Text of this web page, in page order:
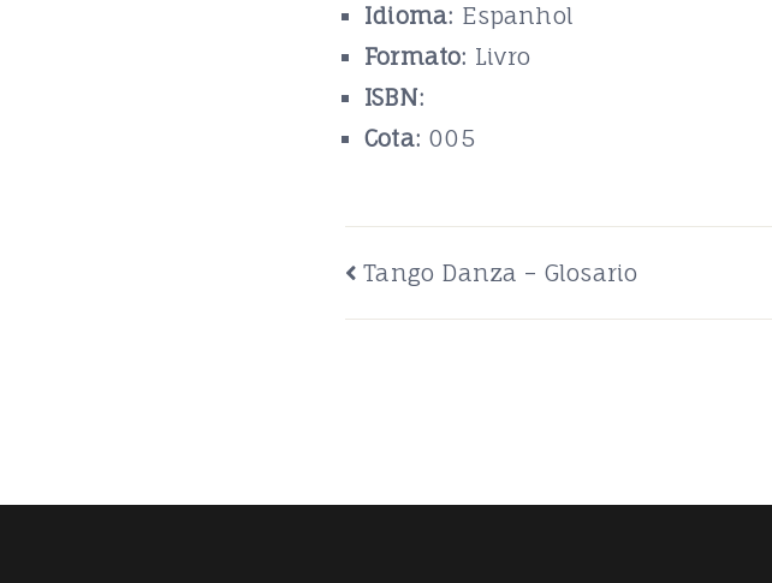
Idioma: Espanhol
Formato: Livro
ISBN:
Cota: 005
Navegação
de
Tango Danza – Glosario